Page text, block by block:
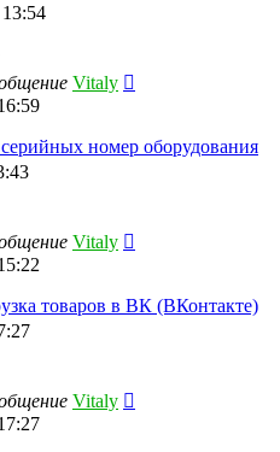
Vitaly
номер оборудования
Vitaly
товаров в ВК (ВКонтакте)
Vitaly